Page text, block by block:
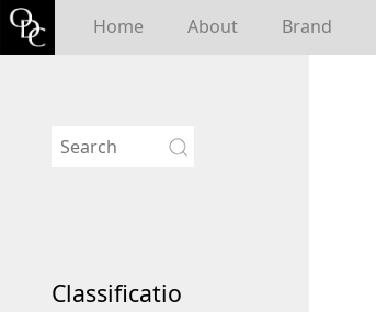
Home About Brand
Classificatio